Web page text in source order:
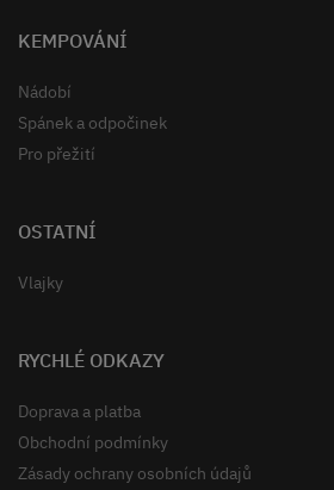
KEMPOVÁNÍ
Nádobí
Spánek a odpočinek
Pro přežití
OSTATNÍ
Vlajky
RYCHLÉ ODKAZY
Doprava a platba
Obchodní podmínky
Zásady ochrany osobních údajů